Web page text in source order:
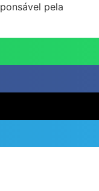
pela